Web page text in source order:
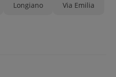
Longiano Via Emilia